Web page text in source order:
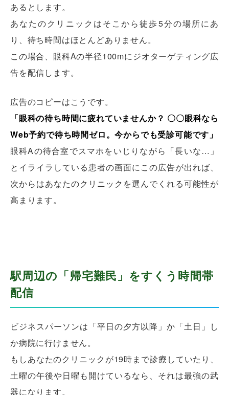
あるとします。
あなたのクリニックはそこから徒歩5分の場所にあ
り、待ち時間はほとんどありません。
この場合、眼科Aの半径100mにジオターゲティング広
告を配信します。
広告のコピーはこうです。
「眼科の待ち時間に疲れていませんか？ 〇〇眼科なら
Web予約で待ち時間ゼロ。今からでも受診可能です」
眼科Aの待合室でスマホをいじりながら「長いな…」
とイライラしている患者の画面にこの広告が出れば、
次からはあなたのクリニックを選んでくれる可能性が
高まります。
駅周辺の「帰宅難民」をすくう時間帯
配信
ビジネスパーソンは「平日の夕方以降」か「土日」し
か病院に行けません。
もしあなたのクリニックが19時まで診療していたり、
土曜の午後や日曜も開けているなら、それは最強の武
器になります。